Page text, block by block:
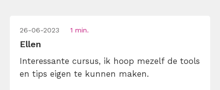
26-06-2023 1 min.
Ellen
Interessante cursus, ik hoop mezelf de tools
en tips eigen te kunnen maken.